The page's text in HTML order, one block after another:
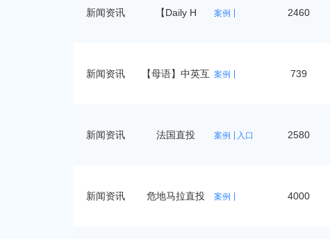
新闻资讯 【Daily H 案例 2460
新闻资讯
【母语】中英互 案例 739
新闻资讯 法国直投 案例 入口 2580
新闻资讯 危地马拉直投 案例 4000